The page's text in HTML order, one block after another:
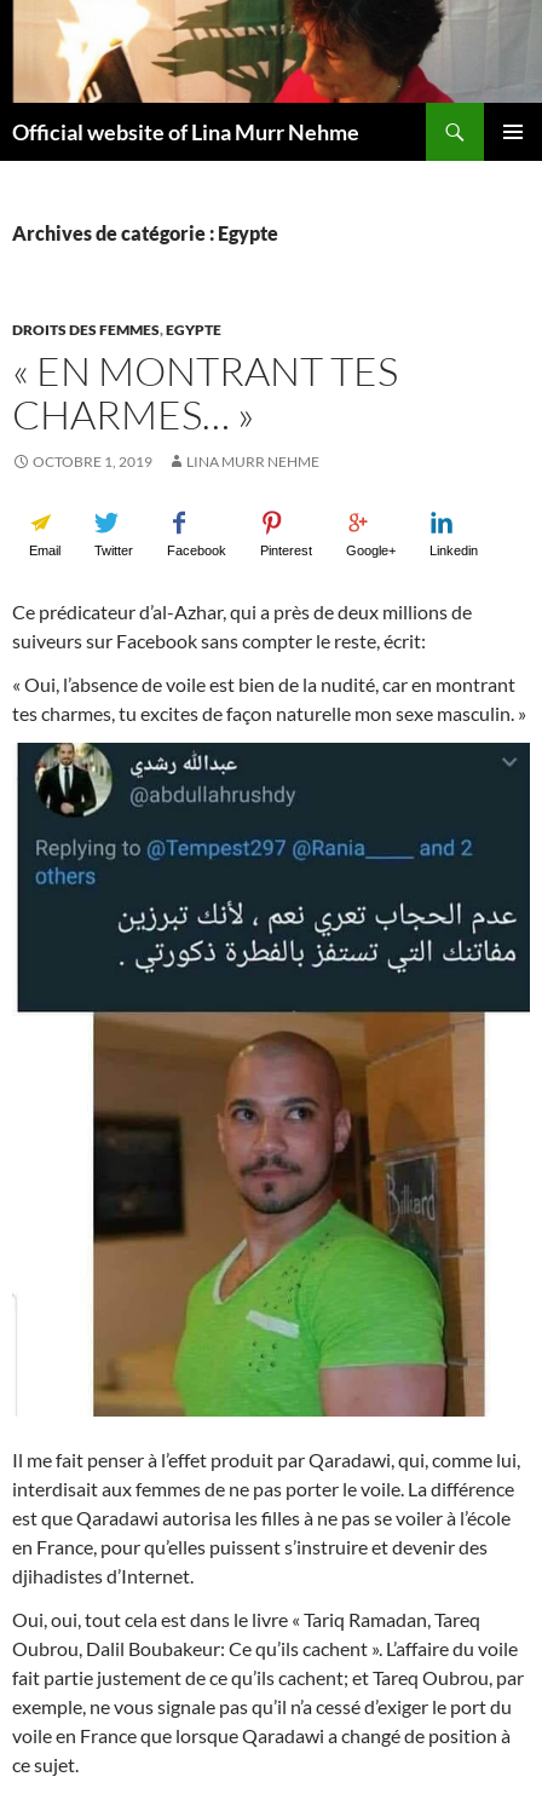
contenu
Official website of Lina Murr Nehme
Archives de catégorie : Egypte
DROITS DES FEMMES,EGYPTE
« EN MONTRANT TES
CHARMES… »
OCTOBRE 1, 2019 LINA MURR NEHME
Email Twitter Facebook Pinterest Google+ Linkedin
Ce prédicateur d’al-Azhar, qui a près de deux millions de
suiveurs sur Facebook sans compter le reste, écrit:
« Oui, l’absence de voile est bien de la nudité, car en montrant
tes charmes, tu excites de façon naturelle mon sexe masculin. »
Il me fait penser à l’effet produit par Qaradawi, qui, comme lui,
interdisait aux femmes de ne pas porter le voile. La différence
est que Qaradawi autorisa les filles à ne pas se voiler à l’école
en France, pour qu’elles puissent s’instruire et devenir des
djihadistes d’Internet.
Oui, oui, tout cela est dans le livre « Tariq Ramadan, Tareq
Oubrou, Dalil Boubakeur: Ce qu’ils cachent ». L’affaire du voile
fait partie justement de ce qu’ils cachent; et Tareq Oubrou, par
exemple, ne vous signale pas qu’il n’a cessé d’exiger le port du
voile en France que lorsque Qaradawi a changé de position à
ce sujet.